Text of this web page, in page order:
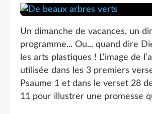
Un dimanche de vacances, un
programme... Ou... quand dire
les arts plastiques ! L'image de
utilisée dans les 3 premiers
Psaume 1 et dans le verset 28
11 pour illustrer une promesse